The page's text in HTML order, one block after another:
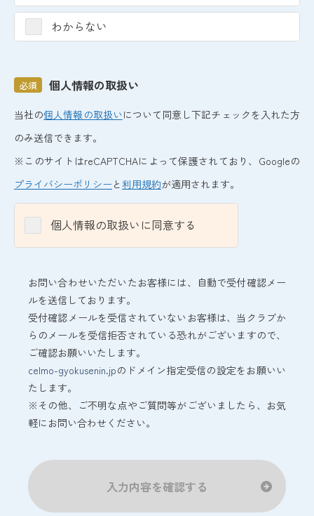
わからない
個人情報の取扱い
必須
当社の個人情報の取扱いについて同意し下記チェックを入れた方
のみ送信できます。
※このサイトはreCAPTCHAによって保護されており、Googleの
プライバシーポリシー と利用規約が適用されます。
個人情報の取扱いに同意する
お問い合わせいただいたお客様には、自動で受付確認メー
ルを送信しております。
受付確認メールを受信されていないお客様は、当クラブか
らのメールを受信拒否されている恐れがございますので、
ご確認お願いいたします。
celmo-gyokusenin.jpのドメイン指定受信の設定をお願いい
たします。
※その他、ご不明な点やご質問等がございましたら、お気
軽にお問い合わせください。